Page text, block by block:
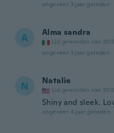
ongeveer 3 jaar geleden
A Alma sandra
Lid geworden van
ongeveer 3 jaar geleden
N Natalie
Lid geworden van
Shiny and sleek.
ongeveer 4 jaar geleden